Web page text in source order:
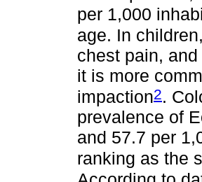
per 1,000
age. In
chest pain,
it is more
impaction2.
prevalence of
and 57.7 per
ranking as the